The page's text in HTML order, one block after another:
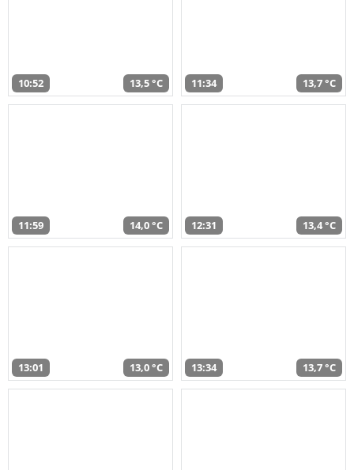
10:52 13,5 °C 11:34 13,7 °C
11:59 14,0 °C 12:31 13,4 °C
13:01 13,0 °C 13:34 13,7 °C